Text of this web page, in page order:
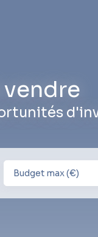
vendre
Budget max (€)